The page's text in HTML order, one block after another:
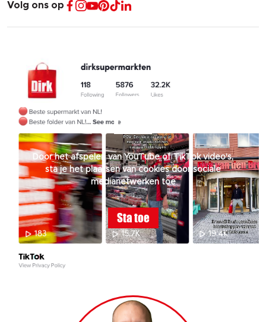
Volg ons op
Door het afspelen van YouTube of TikTok video's,
sta je het plaatsen van cookies door sociale
medianetwerken toe
Sta toe